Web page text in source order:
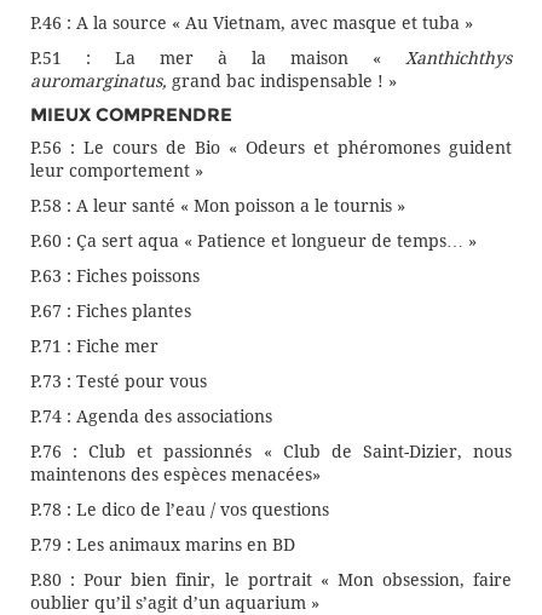
P.46 : A la source « Au Vietnam, avec masque et tuba »
P.51 : La mer à la maison « Xanthichthys
auromarginatus, grand bac indispensable ! »
MIEUX COMPRENDRE
P.56 : Le cours de Bio « Odeurs et phéromones guident
leur comportement »
P.58 : A leur santé « Mon poisson a le tournis »
P.60 : Ça sert aqua « Patience et longueur de temps… »
P.63 : Fiches poissons
P.67 : Fiches plantes
P.71 : Fiche mer
P.73 : Testé pour vous
P.74 : Agenda des associations
P.76 : Club et passionnés « Club de Saint-Dizier, nous
maintenons des espèces menacées»
P.78 : Le dico de l’eau / vos questions
P.79 : Les animaux marins en BD
P.80 : Pour bien finir, le portrait « Mon obsession, faire
oublier qu’il s’agit d’un aquarium »